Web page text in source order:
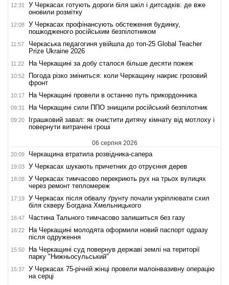
12:31
У Черкасах готують дороги біля шкіл і дитсадків: де вже
оновили розмітку
12:08
У Черкасах профінансують обстеження будинку,
пошкодженого російським безпілотником
11:57
Черкаська педагогиня увійшла до топ-25 Global Teacher
Prize Ukraine 2026
11:22 На Черкащині за добу сталося більше десяти пожеж
10:52
Погода різко зміниться: коли Черкащину накриє грозовий
фронт
10:17 На Черкащині провели в останню путь прикордонника
09:31 На Черкащині сили ППО знищили російський безпілотник
09:20
Іграшковий завал: як очистити дитячу кімнату від мотлоху і
повернути витрачені гроші
06 серпня 2026
20:09 Черкащина втратила розвідника-сапера
19:03 У Черкасах шукають причетних до отруєння дерев
18:08
У Черкасах тимчасово перекриють рух на трьох вулицях
через ремонт тепломереж
17:19
У Черкасах після обвалу ґрунту почали укріплювати схил
біля скверу Богдана Хмельницького
16:47 Частина Тального тимчасово залишиться без газу
16:22
На Черкащині молодята оформили новий паспорт одразу
після одруження
15:50
На Черкащині суд повернув державі землі на території
парку "Нижньосульський"
15:37
У Черкасах 75-річній жінці провели малоінвазивну операцію
на серці